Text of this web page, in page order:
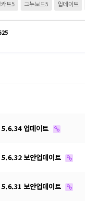
카트5 그누보드5 업데이트
업데이트
보안업데이트
보안업데이트